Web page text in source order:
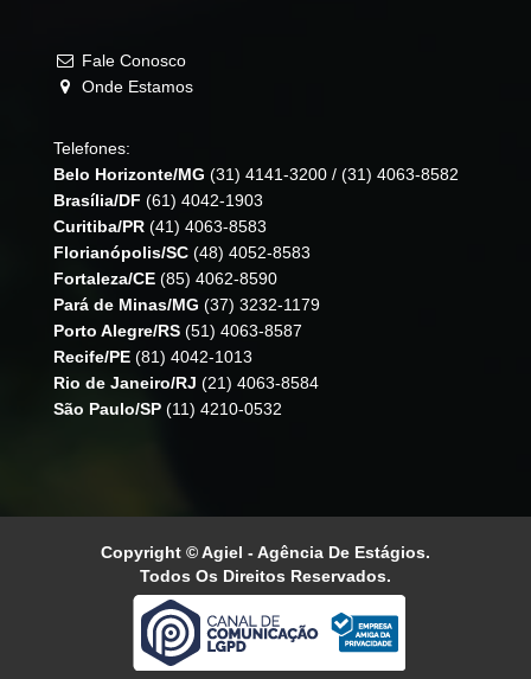
Fale Conosco
Onde Estamos
Telefones:
Belo Horizonte/MG (31) 4141-3200 / (31) 4063-8582
Brasília/DF (61) 4042-1903
Curitiba/PR (41) 4063-8583
Florianópolis/SC (48) 4052-8583
Fortaleza/CE (85) 4062-8590
Pará de Minas/MG (37) 3232-1179
Porto Alegre/RS (51) 4063-8587
Recife/PE (81) 4042-1013
Rio de Janeiro/RJ (21) 4063-8584
São Paulo/SP (11) 4210-0532
Copyright © Agiel - Agência De Estágios.
Todos Os Direitos Reservados.